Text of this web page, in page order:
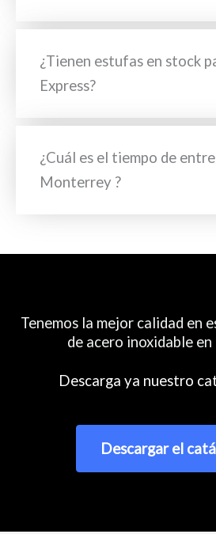
¿Tienen estufas en stock
Express?
¿Cuál es el tiempo de
Monterrey ?
Tenemos la mejor calidad en
de acero inoxidable
Descarga ya nuestro
Descargar el